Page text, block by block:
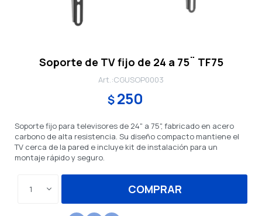
Soporte de TV fijo de 24 a 75¨ TF75
CGUSOP0003
$ 250
Soporte fijo para televisores de 24" a 75", fabricado en acero
carbono de alta resistencia. Su diseño compacto mantiene el
TV cerca de la pared e incluye kit de instalación para un
montaje rápido y seguro.
1 COMPRAR